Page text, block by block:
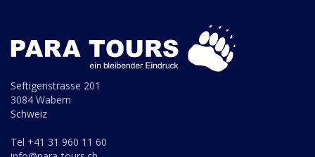
Seftigenstrasse 201
3084 Wabern
Schweiz
Tel +41 31 960 11 60